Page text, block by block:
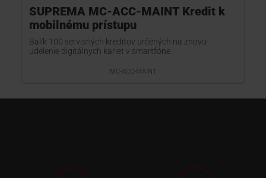
SUPREMA MC-ACC-MAINT Kredit k
mobilnému prístupu
Balík 100 servisných kreditov určených na znovu-
udelenie digitálnych kariet v smartfóne
MC-ACC-MAINT